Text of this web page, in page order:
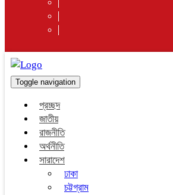
Toggle navigation
প্রচ্ছদ
জাতীয়
রাজনীতি
অর্থনীতি
সারাদেশ
ঢাকা
চট্টগ্রাম